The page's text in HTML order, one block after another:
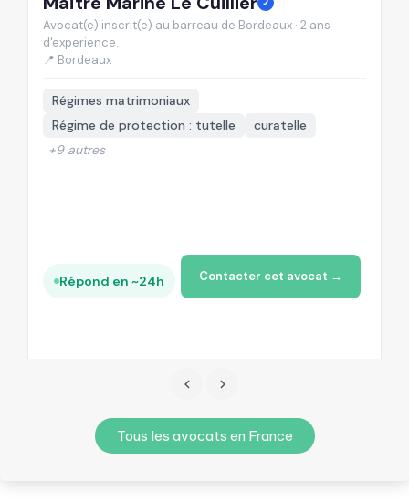
✓
Avocat(e) inscrit(e) au barreau de Bordeaux · 2 ans
d'experience.
📍 Bordeaux
Régimes matrimoniaux
Régime de protection : tutelle
curatelle
+9 autres
Répond en ~24h Contacter cet avocat →
Tous les avocats en France